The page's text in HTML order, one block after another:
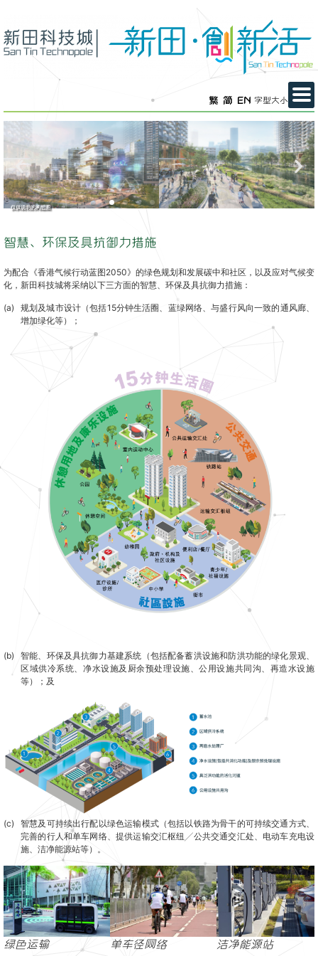
繁 简 EN 字型大小
仅供说明的构想图
智慧、环保及具抗御力措施
为配合《香港气候行动蓝图2050》的绿色规划和发展碳中和社区，以及应对气候变
化，新田科技城将采纳以下三方面的智慧、环保及具抗御力措施：
(a)
规划及城市设计（包括15分钟生活圈、蓝绿网络、与盛行风向一致的通风廊、
增加绿化等）；
(b)
智能、环保及具抗御力基建系统（包括配备蓄洪设施和防洪功能的绿化景观、
区域供冷系统、净水设施及厨余预处理设施、公用设施共同沟、再造水设施
等）；及
(c)
智慧及可持续出行配以绿色运输模式（包括以铁路为骨干的可持续交通方式、
完善的行人和单车网络、提供运输交汇枢纽╱公共交通交汇处、电动车充电设
施、洁净能源站等）。
绿色运输 单车径网络 洁净能源站